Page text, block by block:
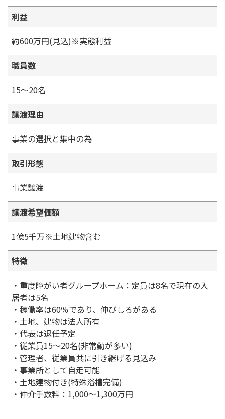
利益
約600万円(見込)※実態利益
職員数
15～20名
譲渡理由
事業の選択と集中の為
取引形態
事業譲渡
譲渡希望価額
1億5千万※土地建物含む
特徴
・重度障がい者グループホーム：定員は8名で現在の入
居者は5名
・稼働率は60％であり、伸びしろがある
・土地、建物は法人所有
・代表は退任予定
・従業員15～20名(非常勤が多い)
・管理者、従業員共に引き継げる見込み
・事業所として自走可能
・土地建物付き(特殊浴槽完備)
・仲介手数料：1,000～1,300万円